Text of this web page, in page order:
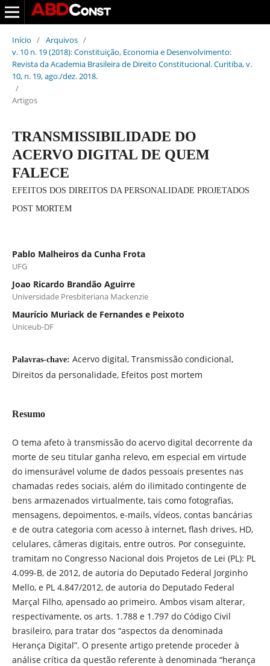
Início / Arquivos /
v. 10 n. 19 (2018): Constituição, Economia e Desenvolvimento:
Revista da Academia Brasileira de Direito Constitucional. Curitiba, v.
10, n. 19, ago./dez. 2018.
/
Artigos
TRANSMISSIBILIDADE DO
ACERVO DIGITAL DE QUEM
FALECE
EFEITOS DOS DIREITOS DA PERSONALIDADE PROJETADOS
POST MORTEM
Pablo Malheiros da Cunha Frota
UFG
Joao Ricardo Brandão Aguirre
Universidade Presbiteriana Mackenzie
Maurício Muriack de Fernandes e Peixoto
Uniceub-DF
Palavras-chave: Acervo digital, Transmissão condicional,
Direitos da personalidade, Efeitos post mortem
Resumo
O tema afeto à transmissão do acervo digital decorrente da
morte de seu titular ganha relevo, em especial em virtude
do imensurável volume de dados pessoais presentes nas
chamadas redes sociais, além do ilimitado contingente de
bens armazenados virtualmente, tais como fotografias,
mensagens, depoimentos, e-mails, vídeos, contas bancárias
e de outra categoria com acesso à internet, flash drives, HD,
celulares, câmeras digitais, entre outros. Por conseguinte,
tramitam no Congresso Nacional dois Projetos de Lei (PL): PL
4.099-B, de 2012, de autoria do Deputado Federal Jorginho
Mello, e PL 4.847/2012, de autoria do Deputado Federal
Marçal Filho, apensado ao primeiro. Ambos visam alterar,
respectivamente, os arts. 1.788 e 1.797 do Código Civil
brasileiro, para tratar dos “aspectos da denominada
Herança Digital”. O presente artigo pretende proceder à
análise crítica da questão referente à denominada “herança